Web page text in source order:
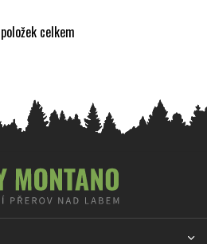
O
d
a
í
p
r
v
položek celkem